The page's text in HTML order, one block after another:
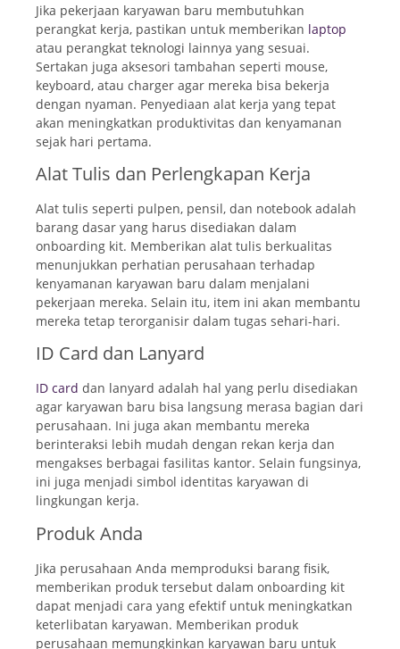
Jika pekerjaan karyawan baru membutuhkan
perangkat kerja, pastikan untuk memberikan laptop
atau perangkat teknologi lainnya yang sesuai.
Sertakan juga aksesori tambahan seperti mouse,
keyboard, atau charger agar mereka bisa bekerja
dengan nyaman. Penyediaan alat kerja yang tepat
akan meningkatkan produktivitas dan kenyamanan
sejak hari pertama.
Alat Tulis dan Perlengkapan Kerja
Alat tulis seperti pulpen, pensil, dan notebook adalah
barang dasar yang harus disediakan dalam
onboarding kit. Memberikan alat tulis berkualitas
menunjukkan perhatian perusahaan terhadap
kenyamanan karyawan baru dalam menjalani
pekerjaan mereka. Selain itu, item ini akan membantu
mereka tetap terorganisir dalam tugas sehari-hari.
ID Card dan Lanyard
ID card dan lanyard adalah hal yang perlu disediakan
agar karyawan baru bisa langsung merasa bagian dari
perusahaan. Ini juga akan membantu mereka
berinteraksi lebih mudah dengan rekan kerja dan
mengakses berbagai fasilitas kantor. Selain fungsinya,
ini juga menjadi simbol identitas karyawan di
lingkungan kerja.
Produk Anda
Jika perusahaan Anda memproduksi barang fisik,
memberikan produk tersebut dalam onboarding kit
dapat menjadi cara yang efektif untuk meningkatkan
keterlibatan karyawan. Memberikan produk
perusahaan memungkinkan karyawan baru untuk